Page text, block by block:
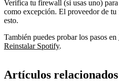
Verifica tu firewall (si usas uno)
como excepción. El proveedor de
esto.
También puedes probar los pasos en
Reinstalar Spotify.
Artículos relacionados